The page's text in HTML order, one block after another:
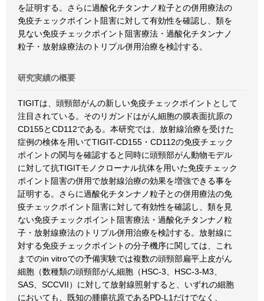
を証明する。さらに過酸化チタンナノ粒子との併用療法の
免疫チェックポイント阻害に対して有効性を確認し、類を
見ない免疫チェックポイント阻害療法・過酸化チタンナノ
粒子・放射線療法のトリプル併用治療を検討する。
研究実績の概要
TIGITは、頭頸部がんの新しい免疫チェックポイントとして
注目されている。そのリガンドはがん細胞の膜表面抗原の
CD155とCD112である。本研究では、放射線治療を受けた
症例の検体を用いてTIGIT-CD155・CD112の免疫チェック
ポイントの関与を確認すると同時に頭頸部がん動物モデル
に対して抗TIGITモノクローナル抗体を用いた免疫チェック
ポイント阻害の併用で放射線治療の効果を増強できる事を
証明する。さらに過酸化チタンナノ粒子との併用療法の免
疫チェックポイント阻害に対して有効性を確認し、類を見
ない免疫チェックポイント阻害療法・過酸化チタンナノ粒
子・放射線療法のトリプル併用治療を検討する。放射線に
対する免疫チェックポイントの分子機序に関しては、これ
までのin vitroでの予備実験では複数の頭頸部扁平上皮がん
細胞（数種類の頭頸部がん細胞（HSC-3、HSC-3-M3、
SAS、SCCVII）に対して放射線照射すると、いずれの細胞
においても、既知の腫瘍抗原であるPD-L1だけでなく、